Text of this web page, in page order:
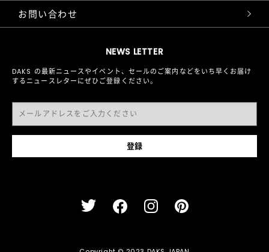
NEWS LETTER
DAKS の最新ニュースやイベント、セールのご案内などをいち早くお届け
するニュースレターにぜひご登録ください。
お問い合わせ